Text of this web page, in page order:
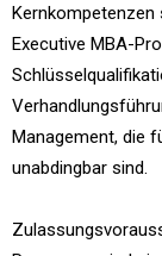
Kernkompetenzen
Executive MBA-
Management, die
unabdingbar sind.